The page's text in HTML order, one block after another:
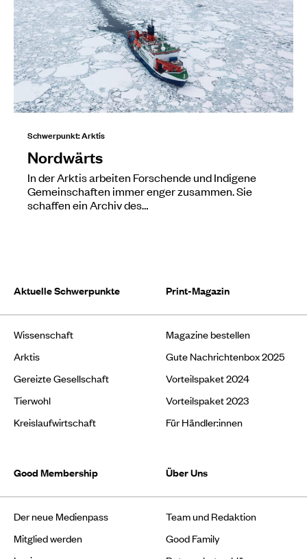
Schwerpunkt: Arktis
Nordwärts
In der Arktis arbeiten Forschende und Indigene
Gemeinschaften immer enger zusammen. Sie
schaffen ein Archiv des…
Aktuelle Schwerpunkte
Wissenschaft
Arktis
Gereizte Gesellschaft
Tierwohl
Kreislaufwirtschaft
Print-Magazin
Magazine bestellen
Gute Nachrichtenbox 2025
Vorteilspaket 2024
Vorteilspaket 2023
Für Händler:innen
Good Membership
Der neue Medienpass
Mitglied werden
Über Uns
Team und Redaktion
Good Family